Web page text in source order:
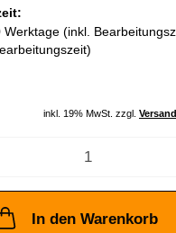
inkl. 19% MwSt. zzgl. Versand
In den Warenkorb